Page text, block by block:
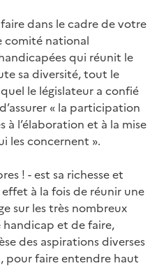
dans le cadre de votre
comité national
qui réunit le
sa diversité, tout le
le législateur a confié
« la participation
à l’élaboration et à la mise
les concernent ».
! - est sa richesse et
à la fois de réunir une
sur les très nombreux
handicap et de faire,
des aspirations diverses
pour faire entendre haut